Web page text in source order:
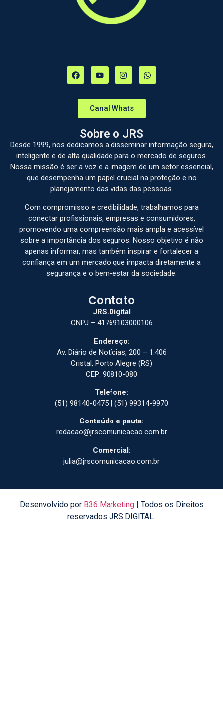
Canal Whats
Sobre o JRS
Desde 1999, nos dedicamos a disseminar informação segura,
inteligente e de alta qualidade para o mercado de seguros.
Nossa missão é ser a voz e a imagem de um setor essencial,
que desempenha um papel crucial na proteção e no
planejamento das vidas das pessoas.
Com compromisso e credibilidade, trabalhamos para
conectar profissionais, empresas e consumidores,
promovendo uma compreensão mais ampla e acessível
sobre a importância dos seguros. Nosso objetivo é não
apenas informar, mas também inspirar e fortalecer a
confiança em um mercado que impacta diretamente a
segurança e o bem-estar da sociedade.
Contato
JRS.Digital
CNPJ – 41769103000106
Endereço:
Av. Diário de Notícias, 200 – 1.406
Cristal, Porto Alegre (RS)
CEP: 90810-080
Telefone:
(51) 98140-0475 | (51) 99314-9970
Conteúdo e pauta:
redacao@jrscomunicacao.com.br
Comercial:
julia@jrscomunicacao.com.br
Desenvolvido por B36 Marketing| Todos os Direitos
reservados JRS.DIGITAL